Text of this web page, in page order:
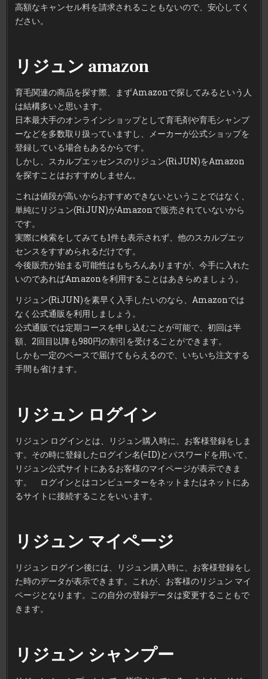
高額なキャンセル料を請求されることもないので、安心してく
ださい。
リジュン amazon
育毛関連の商品を探す際、まずAmazonで探してみるという人
は結構多いと思います。
日本最大手のオンラインショップとして育毛剤や育毛シャンプ
ーなどを多数取り扱っていますし、メーカーが公式ショップを
登録している場合もあるからです。
しかし、スカルプエッセンスのリジュン(RiJUN)をAmazon
を探すことはおすすめしません。
これは値段が高いからおすすめできないということではなく、
単純にリジュン(RiJUN)がAmazonで販売されていないから
です。
実際に検索をしてみても1件も表示されず、他のスカルプエッ
センスをすすめられるだけです。
今後販売が始まる可能性はもちろんありますが、今手に入れた
いのであればAmazonを利用することはあきらめましょう。
リジュン(RiJUN)を素早く入手したいのなら、Amazonでは
なく公式通販を利用しましょう。
公式通販では定期コースを申し込むことが可能で、初回は半
額、2回目以降も980円の割引を受けることができます。
しかも一定のペースで届けてもらえるので、いちいち注文する
手間も省けます。
リジュン ログイン
リジュン ログインとは、リジュン購入時に、お客様登録をしま
す。その時に登録したログイン名(=ID)とパスワードを用いて、
リジュン公式サイトにあるお客様のマイページが表示できま
す。 ログインとはコンピューターをネットまたはネットにあ
るサイトに接続することをいいます。
リジュン マイページ
リジュン ログイン後には、リジュン購入時に、お客様登録をし
た時のデータが表示できます。これが、お客様のリジュン マイ
ページとなります。この自分の登録データは変更することもで
きます。
リジュン シャンプー